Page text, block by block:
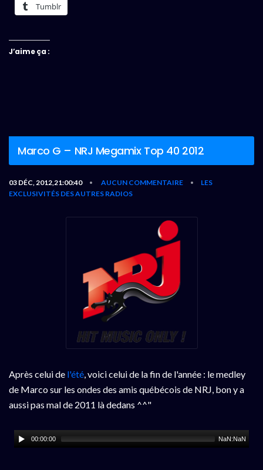
Tumblr
J’aime ça :
Marco G – NRJ Megamix Top 40 2012
03 DÉC, 2012,21:00:40 • AUCUN COMMENTAIRE •
LES
EXCLUSIVITÉS DES AUTRES RADIOS
Après celui de l'été, voici celui de la fin de l'année : le medley
de Marco sur les ondes des amis québécois de NRJ, bon y a
aussi pas mal de 2011 là dedans ^^"
00:00:00 NaN:NaN